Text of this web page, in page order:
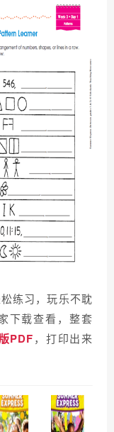
练习，玩乐不耽
下载查看，整套
PDF，打印出来